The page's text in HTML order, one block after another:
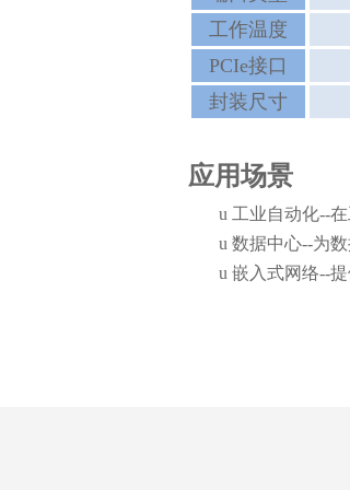
工作温度
PCIe接口
封装尺寸
应用场景
u 工业自动化--
u 数据中心--为
u 嵌入式网络--